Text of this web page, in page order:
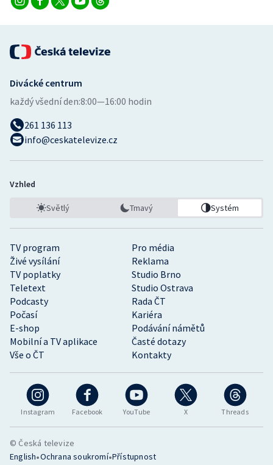
Instagram Facebook YouTube X Threads
TV program
Pro média
Živé vysílání
Reklama
TV poplatky
Studio Brno
Teletext
Studio Ostrava
Podcasty
Rada ČT
Počasí
Kariéra
E-shop
Podávání námětů
Mobilní a TV aplikace
Časté dotazy
Vše o ČT
Kontakty
Divácké centrum
každý všední den:8:00—16:00 hodin
261 136 113
info@ceskatelevize.cz
Vzhled
Světlý Tmavý Systém
© Česká televize
English•Ochrana soukromí•Přístupnost